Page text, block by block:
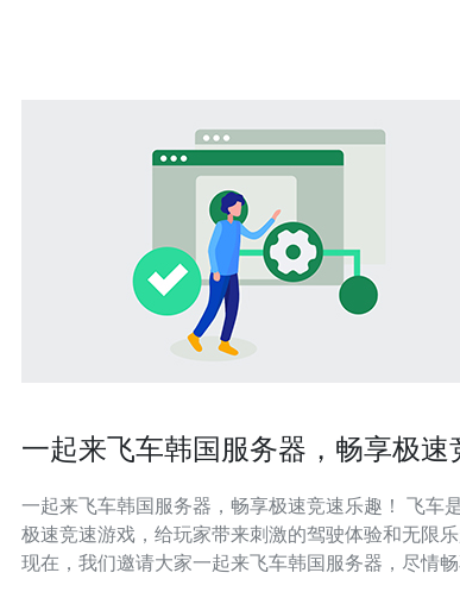
一起来飞车韩国服务器，畅享极速
一起来飞车韩国服务器，畅享极速竞速乐趣！ 飞车是一款
极速竞速游戏，给玩家带来刺激的驾驶体验和无限乐
现在，我们邀请大家一起来飞车韩国服务器，尽情